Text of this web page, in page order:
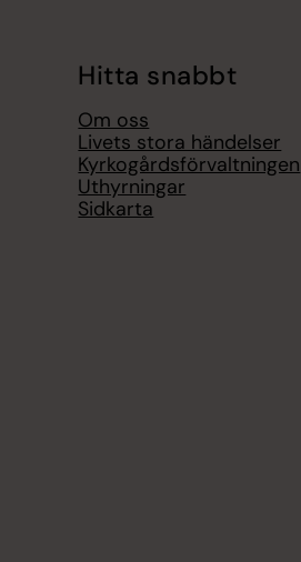
Hitta snabbt
Om oss
Livets stora händelser
Kyrkogårdsförvaltningen
Uthyrningar
Sidkarta